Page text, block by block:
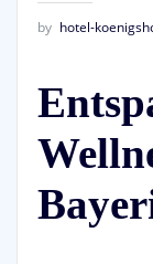
by hotel-